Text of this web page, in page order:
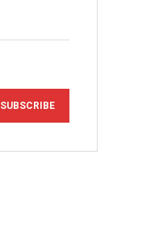
SUBSCRIBE